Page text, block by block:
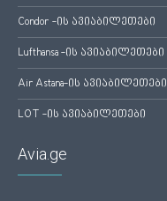
Condor -ის ავიაბილეთები
Lufthansa -ის ავიაბილეთები
Air Astana-ის ავიაბილეთები
LOT -ის ავიაბილეთები
Avia.ge